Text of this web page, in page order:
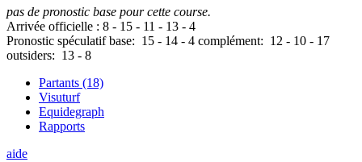
pas de pronostic base pour cette course.
Arrivée officielle : 8 - 15 - 11 - 13 - 4
Pronostic spéculatif base: 15 - 14 - 4 complément: 12 - 10 - 17
outsiders: 13 - 8
Partants (18)
Visuturf
Equidegraph
Rapports
aide